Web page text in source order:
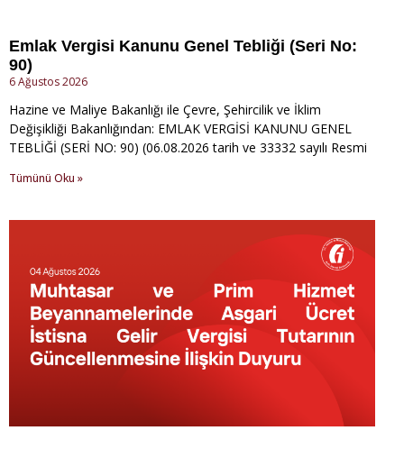
Emlak Vergisi Kanunu Genel Tebliği (Seri No:
90)
6 Ağustos 2026
Hazine ve Maliye Bakanlığı ile Çevre, Şehircilik ve İklim
Değişikliği Bakanlığından: EMLAK VERGİSİ KANUNU GENEL
TEBLİĞİ (SERİ NO: 90) (06.08.2026 tarih ve 33332 sayılı Resmi
Tümünü Oku »